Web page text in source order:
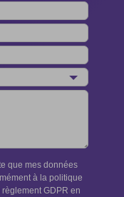
que mes données
à la politique
GDPR en